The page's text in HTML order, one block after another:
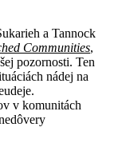
a Tannock
Communities,
pozornosti. Ten
nádej na
v komunitách